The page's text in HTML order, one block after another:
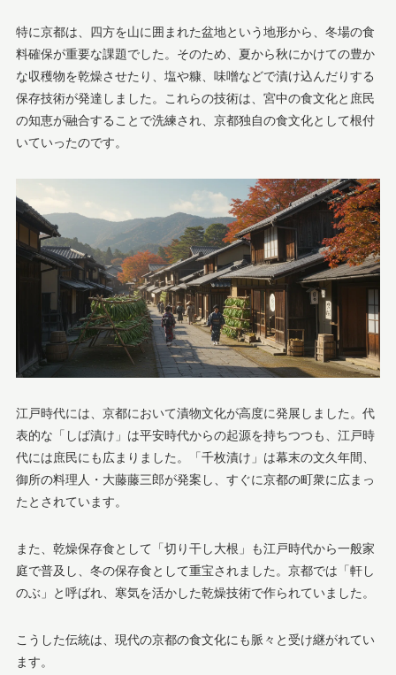
特に京都は、四方を山に囲まれた盆地という地形から、冬場の食
料確保が重要な課題でした。そのため、夏から秋にかけての豊か
な収穫物を乾燥させたり、塩や糠、味噌などで漬け込んだりする
保存技術が発達しました。これらの技術は、宮中の食文化と庶民
の知恵が融合することで洗練され、京都独自の食文化として根付
いていったのです。
江戸時代には、京都において漬物文化が高度に発展しました。代
表的な「しば漬け」は平安時代からの起源を持ちつつも、江戸時
代には庶民にも広まりました。「千枚漬け」は幕末の文久年間、
御所の料理人・大藤藤三郎が発案し、すぐに京都の町衆に広まっ
たとされています。
また、乾燥保存食として「切り干し大根」も江戸時代から一般家
庭で普及し、冬の保存食として重宝されました。京都では「軒し
のぶ」と呼ばれ、寒気を活かした乾燥技術で作られていました。
こうした伝統は、現代の京都の食文化にも脈々と受け継がれてい
ます。